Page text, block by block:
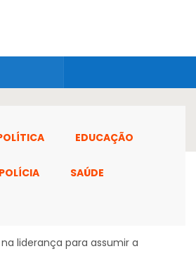
EDUCAÇÃO
POLÍCIA SAÚDE
liderança para assumir a